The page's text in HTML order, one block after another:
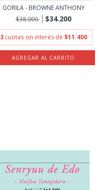
GORILA - BROWNE ANTHONY
$38.000
$34.200
3 cuotas sin interés de $11.400